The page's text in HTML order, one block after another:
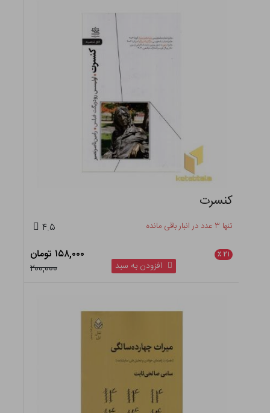
کنسرت
تنها ۳ عدد در انبار باقی مانده ۴.۵
۲۱ ٪
۱۵۸,۰۰۰ تومان
۲۰۰,۰۰۰
افزودن به سبد